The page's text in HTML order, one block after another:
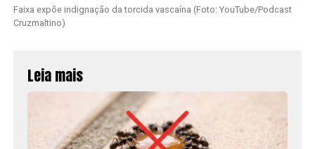
Faixa expõe indignação da torcida vascaína (Foto: YouTube/Podcast
Cruzmaltino)
Leia mais